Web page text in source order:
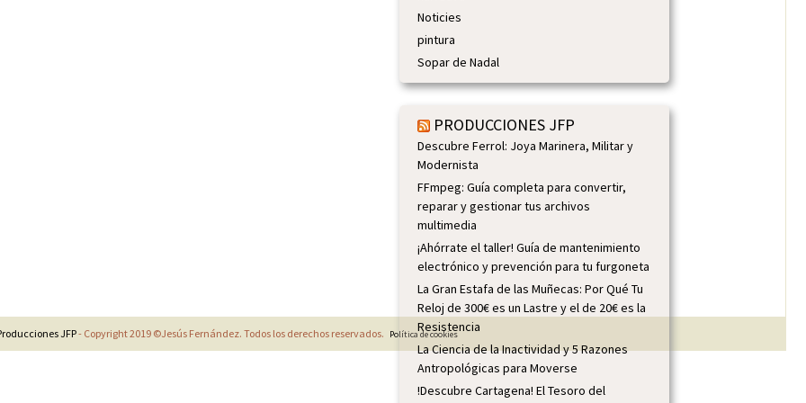
Noticies
pintura
Sopar de Nadal
PRODUCCIONES JFP
Descubre Ferrol: Joya Marinera, Militar y
Modernista
FFmpeg: Guía completa para convertir,
reparar y gestionar tus archivos
multimedia
¡Ahórrate el taller! Guía de mantenimiento
electrónico y prevención para tu furgoneta
La Gran Estafa de las Muñecas: Por Qué Tu
Reloj de 300€ es un Lastre y el de 20€ es la
Resistencia
La Ciencia de la Inactividad y 5 Razones
Antropológicas para Moverse
!Descubre Cartagena! El Tesoro del
JFP- Copyright 2019 ©Jesús Fernández. Todos los derechos reservados. Política de cookies